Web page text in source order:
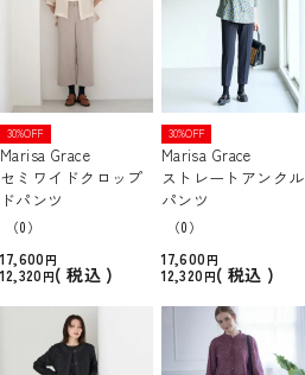
30%OFF
Marisa Grace
セミワイドクロップ
ドパンツ
（0）
17,600
12,320
税込
30%OFF
Marisa Grace
ストレートアンクル
パンツ
（0）
17,600
12,320
税込